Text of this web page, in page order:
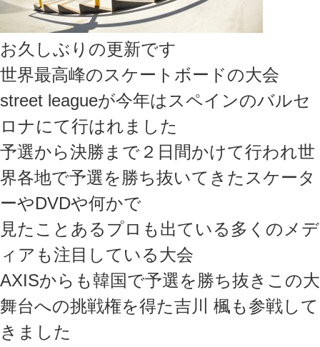
お久しぶりの更新です
世界最高峰のスケートボードの大会
street leagueが今年はスペインのバルセ
ロナにて行はれました
予選から決勝まで２日間かけて行われ世
界各地で予選を勝ち抜いてきたスケータ
ーやDVDや何かで
見たことあるプロも出ている多くのメデ
ィアも注目している大会
AXISからも韓国で予選を勝ち抜きこの大
舞台への挑戦権を得た吉川 楓も参戦して
きました